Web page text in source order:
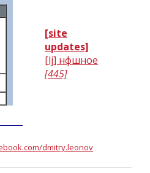
[site
updates]
[lj] нфшное
[445]
dmitry.leonov